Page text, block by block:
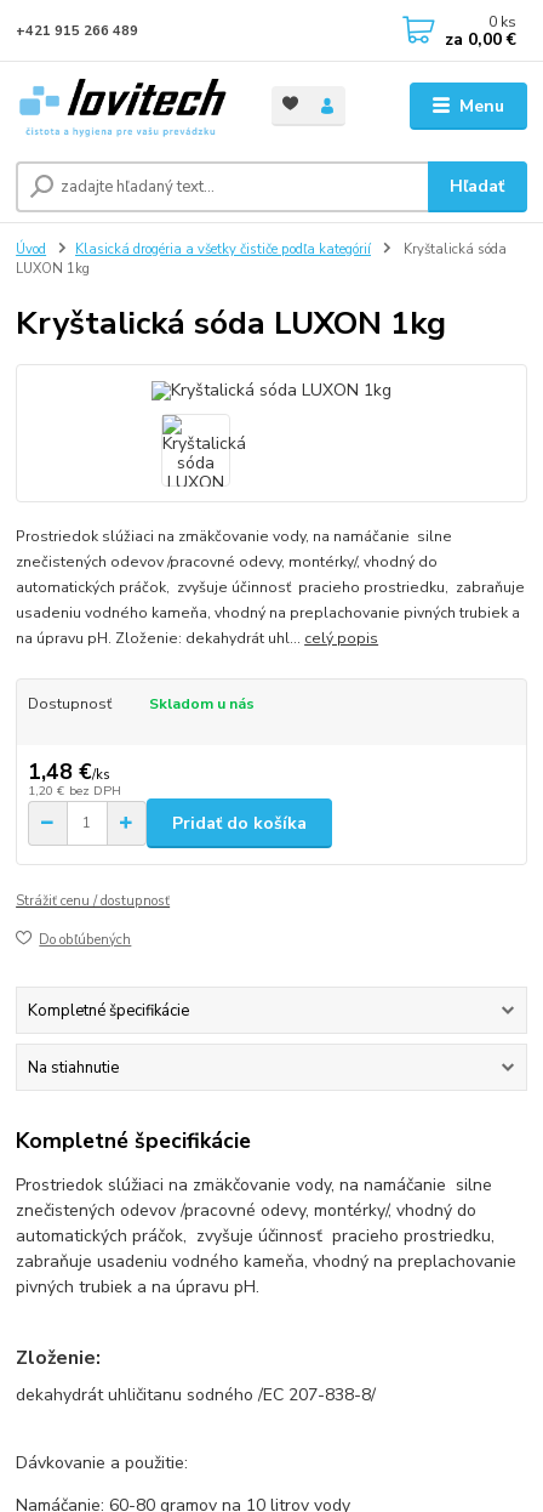
Menu
Hľadať
+421 915 266 489 0 ks
za 0,00 €
Úvod Klasická drogéria a všetky čističe podľa kategórií
Kryštalická sóda
LUXON 1kg
Kryštalická sóda LUXON 1kg
Prostriedok slúžiaci na zmäkčovanie vody, na namáčanie silne
znečistených odevov /pracovné odevy, montérky/, vhodný do
automatických práčok, zvyšuje účinnosť pracieho prostriedku, zabraňuje
usadeniu vodného kameňa, vhodný na preplachovanie pivných trubiek a
na úpravu pH. Zloženie: dekahydrát uhl... celý popis
Dostupnosť Skladom u nás
1,48 €/ks
1,20 € bez DPH
Pridať do košíka
Strážiť cenu / dostupnosť
Do obľúbených
Kompletné špecifikácie
Na stiahnutie
Kompletné špecifikácie
Prostriedok slúžiaci na zmäkčovanie vody, na namáčanie silne
znečistených odevov /pracovné odevy, montérky/, vhodný do
automatických práčok, zvyšuje účinnosť pracieho prostriedku,
zabraňuje usadeniu vodného kameňa, vhodný na preplachovanie
pivných trubiek a na úpravu pH.
Zloženie:
dekahydrát uhličitanu sodného /EC 207-838-8/
Dávkovanie a použitie:
Namáčanie: 60-80 gramov na 10 litrov vody